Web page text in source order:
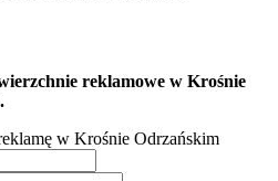
reklamowe w Krośnie
w Krośnie Odrzańskim